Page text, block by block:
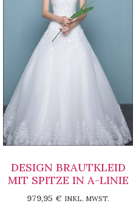
DESIGN BRAUTKLEID
MIT SPITZE IN A-LINIE
979,95 € INKL. MWST.